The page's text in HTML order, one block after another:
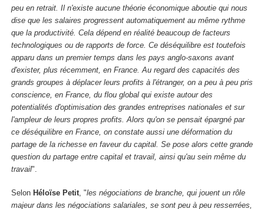
peu en retrait. Il n'existe aucune théorie économique aboutie qui nous
dise que les salaires progressent automatiquement au même rythme
que la productivité. Cela dépend en réalité beaucoup de facteurs
technologiques ou de rapports de force. Ce déséquilibre est toutefois
apparu dans un premier temps dans les pays anglo-saxons avant
d'exister, plus récemment, en France. Au regard des capacités des
grands groupes à déplacer leurs profits à l'étranger, on a peu à peu pris
conscience, en France, du flou global qui existe autour des
potentialités d'optimisation des grandes entreprises nationales et sur
l'ampleur de leurs propres profits. Alors qu'on se pensait épargné par
ce déséquilibre en France, on constate aussi une déformation du
partage de la richesse en faveur du capital. Se pose alors cette grande
question du partage entre capital et travail, ainsi qu'au sein même du
travail".
Selon Héloïse Petit, "les négociations de branche, qui jouent un rôle
majeur dans les négociations salariales, se sont peu à peu resserrées,